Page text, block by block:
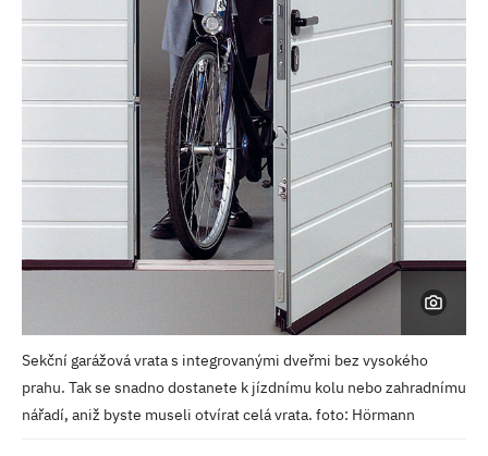
Sekční garážová vrata s integrovanými dveřmi bez vysokého
prahu. Tak se snadno dostanete k jízdnímu kolu nebo zahradnímu
nářadí, aniž byste museli otvírat celá vrata. foto: Hörmann